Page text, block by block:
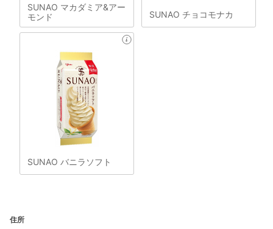
SUNAO マカダミア&アー
モンド
SUNAO チョコモナカ
SUNAO バニラソフト
住所